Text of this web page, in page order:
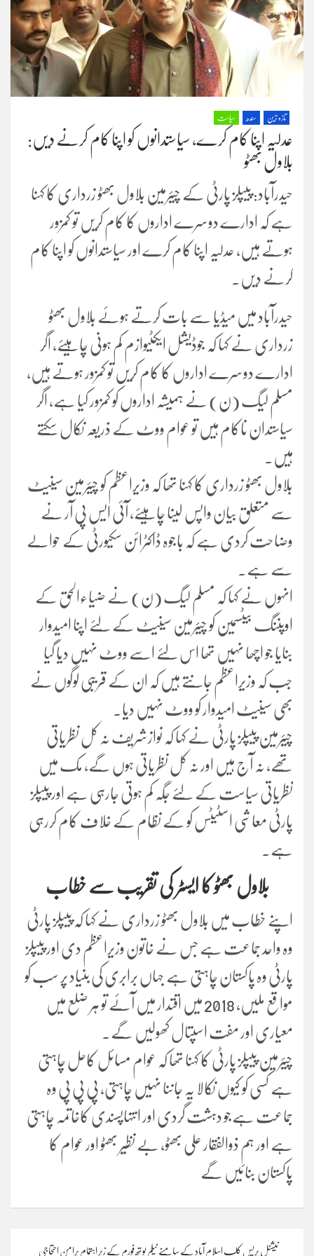
تازہ ترین سندھ سیاست
عدلیہ اپنا کام کرے، سیاستدانوں کو اپنا کام کرنے دیں:
بلاول بھٹو
حیدرآباد: پیپلز پارٹی کے چیئرمین بلاول بھٹو زرداری کا کہنا
ہے کہ ادارے دوسرے اداروں کا کام کریں تو کمزور
ہوتے ہیں، عدلیہ اپنا کام کرے اور سیاستدانوں کو اپنا کام
کرنے دیں۔
حیدرآباد میں میڈیا سے بات کرتے ہوئے بلاول بھٹو
زرداری نے کہا کہ جوڈیشل ایکٹیوازم کم ہونی چاہیئے، اگر
ادارے دوسرے اداروں کا کام کریں تو کمزور ہوتے ہیں،
مسلم لیگ (ن) نے ہمیشہ اداروں کو کمزور کیا ہے، اگر
سیاستدان ناکام ہیں تو عوام ووٹ کے ذریعہ نکال سکتے
ہیں۔
بلاول بھٹو زرداری کا کہنا تھا کہ وزیراعظم کو چیئرمین سینیٹ
سے متعلق بیان واپس لینا چاہیئے، آئی ایس پی آر نے
وضاحت کردی ہے کہ باجوہ ڈاکٹرائن سکیورٹی کے حوالے
سے ہے۔
انہوں نے کہا کہ مسلم لیگ (ن) نے ضیاءالحق کے
اوپننگ بیٹسمین کو چیئرمین سینیٹ کے لئے اپنا امیدوار
بنایا جو اچھا نہیں تھا اس لئے اسے ووٹ نہیں دیا گیا
جب کہ وزیراعظم جانتے ہیں کہ ان کے قریبی لوگوں نے
بھی سینیٹ امیدوار کو ووٹ نہیں دیا۔
چیئرمین پیپلز پارٹی نے کہا کہ نوازشریف نہ کل نظریاتی
تھے، نہ آج ہیں اور نہ کل نظریاتی ہوں گے، مک میں
نظریاتی سیاست کے لئے جگہ کم ہوتی جارہی ہے اور پیپلز
پارٹی معاشی اسٹیٹس کو کے نظام کے خلاف کام کررہی
ہے۔
بلاول بھٹو کا ایسٹر کی تقریب سے خطاب
اپنے خطاب میں بلاول بھٹو زرداری نے کہا کہ پیپلز پارٹی
وہ واحد جماعت ہے جس نے خاتون وزیراعظم دی اور پیپلز
پارٹی وہ پاکستان چاہتی ہے جہاں برابری کی بنیاد پر سب کو
مواقع ملیں، 2018 میں اقتدار میں آئے تو ہر ضلع میں
معیاری اور مفت اسپتال کھولیں گے۔
چیئرمین پیپلز پارٹی کا کہنا تھا کہ عوام مسائل کاحل چاہتی
ہے کسی کو کیوں نکالا یہ جاننا نہیں چاہتی، پی پی پی وہ
جماعت ہےجو دہشت گردی اور انتہاپسندی کاخاتمہ چاہتی
ہے اور ہم ذوالفقار علی بھٹو، بے نظیر بھٹو اور عوام کا
پاکستان بنائیں گے
Post
نیشنل پریس کلب اسلام آباد کے سامنے نیلم یوتھ فورم کے زیر اہتمام پرامن احتجاجی